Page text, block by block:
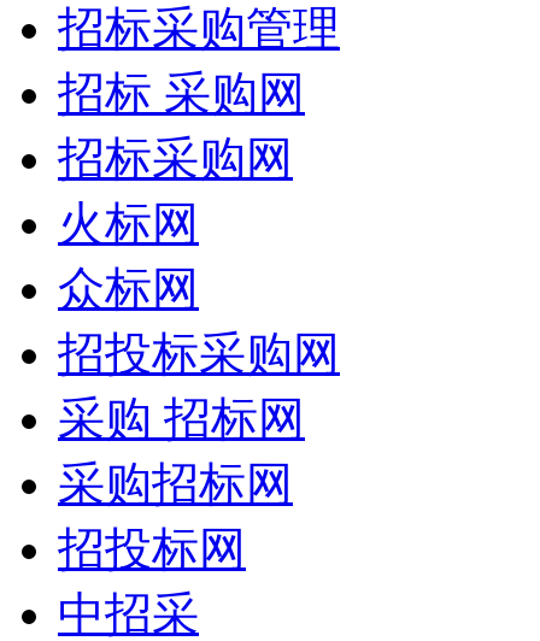
招标采购管理
招标 采购网
招标采购网
火标网
众标网
招投标采购网
采购 招标网
采购招标网
招投标网
中招采